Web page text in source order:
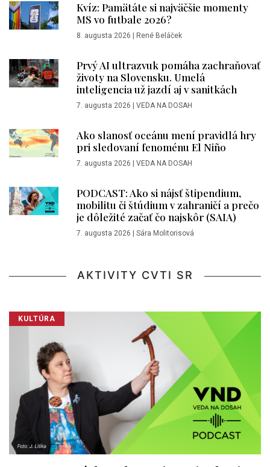
Kvíz: Pamätáte si najväčšie momenty
MS vo futbale 2026?
8. augusta 2026 René Beláček
Prvý AI ultrazvuk pomáha zachraňovať
životy na Slovensku. Umelá
inteligencia už jazdí aj v sanitkách
7. augusta 2026 VEDA NA DOSAH
Ako slanosť oceánu mení pravidlá hry
pri sledovaní fenoménu El Niño
7. augusta 2026 VEDA NA DOSAH
PODCAST: Ako si nájsť štipendium,
mobilitu či štúdium v zahraničí a prečo
je dôležité začať čo najskôr (SAIA)
7. augusta 2026 Sára Molitorisová
AKTIVITY CVTI SR
KULTÚRA